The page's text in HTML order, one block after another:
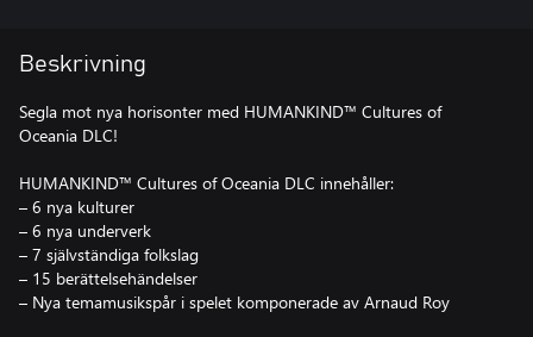
Beskrivning
Segla mot nya horisonter med HUMANKIND™ Cultures of
Oceania DLC!
HUMANKIND™ Cultures of Oceania DLC innehåller:
– 6 nya kulturer
– 6 nya underverk
– 7 självständiga folkslag
– 15 berättelsehändelser
– Nya temamusikspår i spelet komponerade av Arnaud Roy